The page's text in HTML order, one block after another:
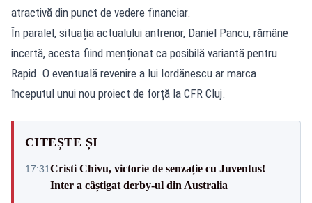
atractivă din punct de vedere financiar.
În paralel, situația actualului antrenor, Daniel Pancu, rămâne
incertă, acesta fiind menționat ca posibilă variantă pentru
Rapid. O eventuală revenire a lui Iordănescu ar marca
începutul unui nou proiect de forță la CFR Cluj.
CITEȘTE ȘI
17:31Cristi Chivu, victorie de senzație cu Juventus!
Inter a câștigat derby-ul din Australia